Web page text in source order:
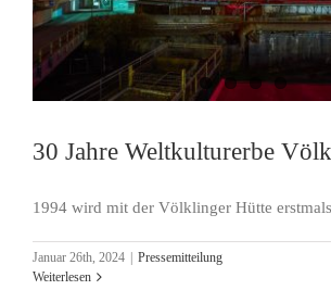
30 Jahre Weltkulturerbe
1994 wird mit der Völklinger Hütte
Januar 26th, 2024
Pressemitteilung
Weiterlesen